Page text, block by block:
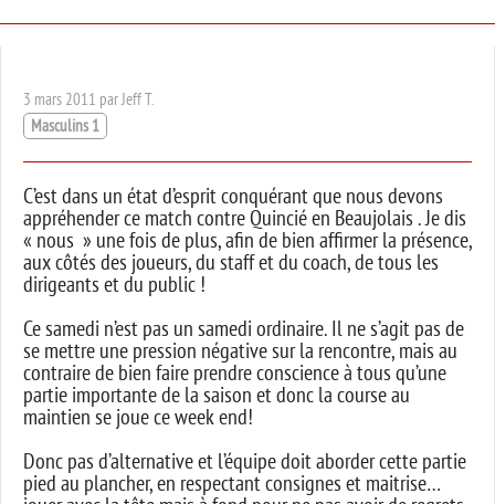
3 mars 2011 par Jeff T.
Masculins 1
C’est dans un état d’esprit conquérant que nous devons
appréhender ce match contre Quincié en Beaujolais . Je dis
« nous » une fois de plus, afin de bien affirmer la présence,
aux côtés des joueurs, du staff et du coach, de tous les
dirigeants et du public !
Ce samedi n’est pas un samedi ordinaire. Il ne s’agit pas de
se mettre une pression négative sur la rencontre, mais au
contraire de bien faire prendre conscience à tous qu’une
partie importante de la saison et donc la course au
maintien se joue ce week end!
Donc pas d’alternative et l’équipe doit aborder cette partie
pied au plancher, en respectant consignes et maitrise…